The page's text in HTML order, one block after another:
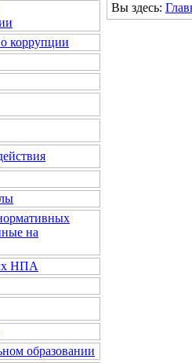
коррупции
на
НПА
образовании
Вы здесь: